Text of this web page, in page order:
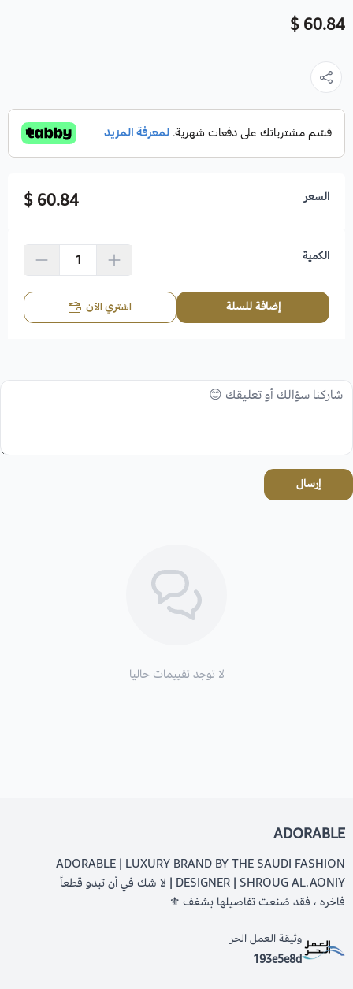
60.84 $
السعر 60.84 $
الكمية
إضافة للسلة اشتري الآن
إرسال
لا توجد تقييمات حاليا
ADORABLE
ADORABLE | LUXURY BRAND BY THE SAUDI FASHION
DESIGNER | SHROUG AL.AONIY | لا شك في أن تبدو قطعاً
فاخره ، فقد صُنعت تفاصيلها بشغف ⚜️
وثيقة العمل الحر
193e5e8d